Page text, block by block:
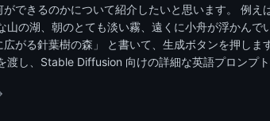
ができるのかについて紹介したいと思います。 例え
山の湖、朝のとても淡い霧、遠くに小舟が浮かんで
広がる針葉樹の森」 と書いて、生成ボタンを押しま
渡し、Stable Diffusion 向けの詳細な英語プロンプ